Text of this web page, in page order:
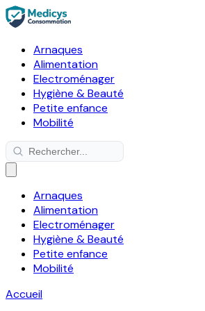
Arnaques
Alimentation
Electroménager
Hygiène & Beauté
Petite enfance
Mobilité
Arnaques
Alimentation
Electroménager
Hygiène & Beauté
Petite enfance
Mobilité
Accueil